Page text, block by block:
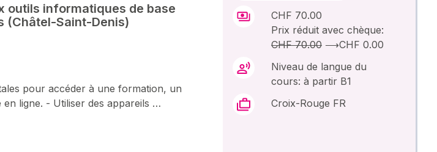
outils informatiques de base
(Châtel-Saint-Denis)
pour accéder à une formation, un
ligne. - Utiliser des appareils …
CHF 70.00
Prix réduit avec chèque:
CHF 70.00 ⟶CHF 0.00
Niveau de langue du
cours: à partir B1
Croix-Rouge FR